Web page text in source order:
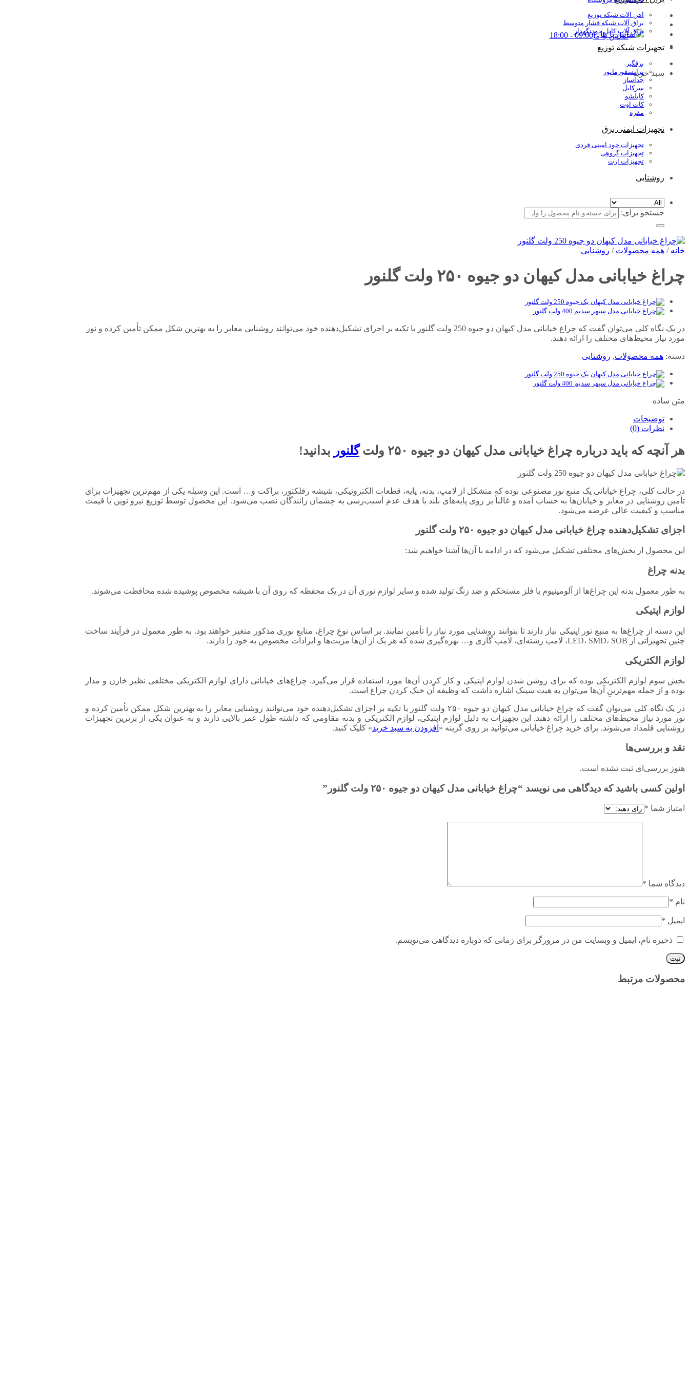
تماس با ما09:00 - 18:00
سبد خرید
آهن آلات شبکه توزیع
یراق آلات شبکه فشار متوسط
یراق آلات کابل خودنگهدار
تجهیزات شبکه توزیع
برقگیر
ترانسفورماتور
جداساز
سرکابل
کابلشو
کات اوت
مقره
تجهیزات ایمنی برق
تجهیزات خود امینی فردی
تجهیزات گروهی
تجهیزات ارت
روشنایی
جستجو برای:
خانه / همه محصولات / روشنایی
چراغ خیابانی مدل کیهان دو جیوه ۲۵۰ ولت گلنور
در یک نگاه کلی می‌توان گفت که چراغ خیابانی مدل کیهان دو جیوه 250 ولت گلنور با تکیه بر اجزای تشکیل‌دهنده خود می‌توانند روشنایی معابر را به بهترین شکل ممکن تأمین کرده و نور
مورد نیاز محیط‌های مختلف را ارائه دهند.
دسته: همه محصولات, روشنایی
متن ساده
توضیحات
نظرات (0)
هر آنچه که باید درباره چراغ خیابانی مدل کیهان دو جیوه ۲۵۰ ولت گلنور بدانید!
در حالت کلی، چراغ خیابانی یک منبع نور مصنوعی بوده که متشکل از لامپ، بدنه، پایه، قطعات الکترونیکی، شیشه رفلکتور، براکت و… است. این وسیله یکی از مهم‌ترین تجهیزات برای
تأمین روشنایی در معابر و خیابان‌ها به حساب آمده و غالباً بر روی پایه‌های بلند با هدف عدم آسیب‌رسی به چشمان رانندگان نصب می‌شود. این محصول توسط توزیع نیرو نوین با قیمت
مناسب و کیفیت عالی عرضه می‌شود.
اجزای تشکیل‌دهنده چراغ خیابانی مدل کیهان دو جیوه ۲۵۰ ولت گلنور
این محصول از بخش‌های مختلفی تشکیل می‌شود که در ادامه با آن‌ها آشنا خواهیم شد:
بدنه چراغ
به طور معمول بدنه این چراغ‌ها از آلومینیوم یا فلز مستحکم و ضد زنگ تولید شده و سایر لوازم نوری آن در یک محفظه که روی آن با شیشه مخصوص پوشیده شده محافظت می‌شوند.
لوازم اپتیکی
این دسته از چراغ‌ها به منبع نور اپتیکی نیاز دارند تا بتوانند روشنایی مورد نیاز را تأمین نمایند. بر اساس نوعِ چراغ، منابع نوری مذکور متغیر خواهند بود. به طور معمول در فرآیند ساخت
چنین تجهیزاتی از LED، SMD، SOB، لامپ رشته‌ای، لامپ گازی و… بهره‌گیری شده که هر یک از آن‌ها مزیت‌ها و ایرادات مخصوص به خود را دارند.
لوازم الکتریکی
بخش سوم لوازم الکتریکی بوده که برای روشن شدن لوازم اپتیکی و کار کردن آن‌ها مورد استفاده قرار می‌گیرد. چراغ‌های خیابانی دارای لوازم الکتریکی مختلفی نظیر خازن و مدار
بوده و از جمله مهم‌ترینِ آن‌ها می‌توان به هیت سینک اشاره داشت که وظیفه آن خنک کردن چراغ است.
در یک نگاه کلی می‌توان گفت که چراغ خیابانی مدل کیهان دو جیوه ۲۵۰ ولت گلنور با تکیه بر اجزای تشکیل‌دهنده خود می‌توانند روشنایی معابر را به بهترین شکل ممکن تأمین کرده و
نور مورد نیاز محیط‌های مختلف را ارائه دهند. این تجهیزات به دلیل لوازم اپتیکی، لوازم الکتریکی و بدنه مقاومی که داشته طول عمر بالایی دارند و به عنوان یکی از برترین تجهیزات
روشنایی قلمداد می‌شوند. برای خرید چراغ خیابانی می‌توانید بر روی گزینه « افزودن به سبد خرید» کلیک کنید.
نقد و بررسی‌ها
هنوز بررسی‌ای ثبت نشده است.
اولین کسی باشید که دیدگاهی می نویسد “چراغ خیابانی مدل کیهان دو جیوه ۲۵۰ ولت گلنور”
امتیاز شما *
دیدگاه شما *
نام *
ایمیل *
ذخیره نام، ایمیل و وبسایت من در مرورگر برای زمانی که دوباره دیدگاهی می‌نویسم.
محصولات مرتبط